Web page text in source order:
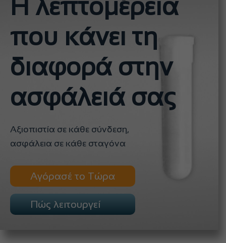
Η λεπτομέρεια
που κάνει τη
διαφορά στην
ασφάλειά σας
Αξιοπιστία σε κάθε σύνδεση,
ασφάλεια σε κάθε σταγόνα
Αγόρασέ το Τώρα
Πώς λειτουργεί